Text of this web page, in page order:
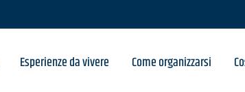
Esperienze da vivere Come organizzarsi